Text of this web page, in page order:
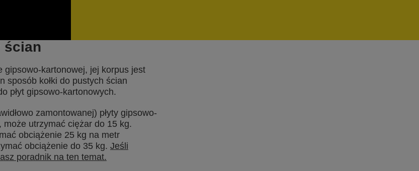
ścian
gipsowo-kartonowej, jej korpus jest
sposób kołki do pustych ścian
płyt gipsowo-kartonowych.
zamontowanej) płyty gipsowo-
może utrzymać ciężar do 15 kg.
obciążenie 25 kg na metr
obciążenie do 35 kg. Jeśli
poradnik na ten temat.